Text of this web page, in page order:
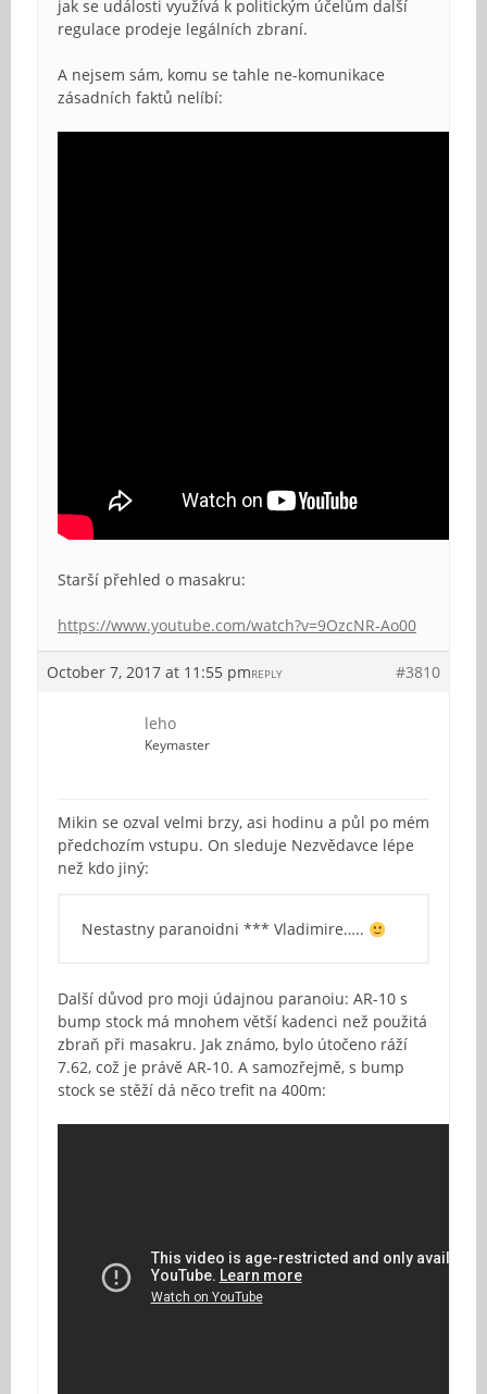
jak se události využívá k politickým účelům další
regulace prodeje legálních zbraní.
A nejsem sám, komu se tahle ne-komunikace
zásadních faktů nelíbí:
Starší přehled o masakru:
https://www.youtube.com/watch?v=9OzcNR-Ao00
October 7, 2017 at 11:55 pm #3810
REPLY
leho
Keymaster
Mikin se ozval velmi brzy, asi hodinu a půl po mém
předchozím vstupu. On sleduje Nezvědavce lépe
než kdo jiný:
Nestastny paranoidni *** Vladimire…..
Další důvod pro moji údajnou paranoiu: AR-10 s
bump stock má mnohem větší kadenci než použitá
zbraň při masakru. Jak známo, bylo útočeno ráží
7.62, což je právě AR-10. A samozřejmě, s bump
stock se stěží dá něco trefit na 400m: